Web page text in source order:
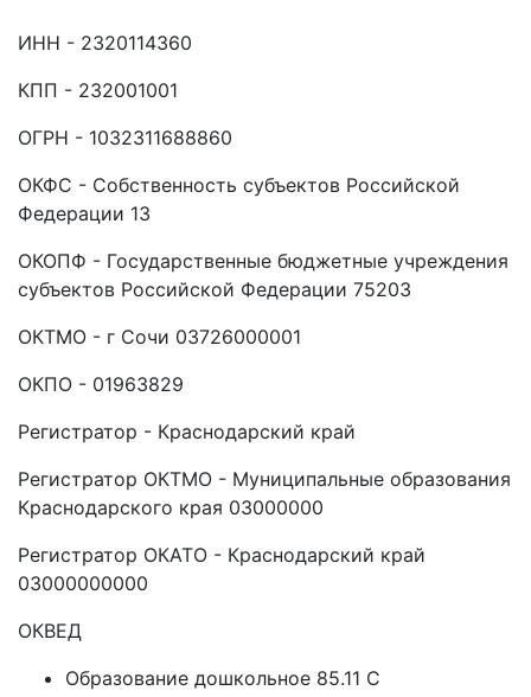
ИНН - 2320114360
КПП - 232001001
ОГРН - 1032311688860
ОКФС - Собственность субъектов Российской
Федерации 13
ОКОПФ - Государственные бюджетные учреждения
субъектов Российской Федерации 75203
ОКТМО - г Сочи 03726000001
ОКПО - 01963829
Регистратор - Краснодарский край
Регистратор ОКТМО - Муниципальные образования
Краснодарского края 03000000
Регистратор ОКАТО - Краснодарский край
03000000000
ОКВЕД
Образование дошкольное 85.11 C